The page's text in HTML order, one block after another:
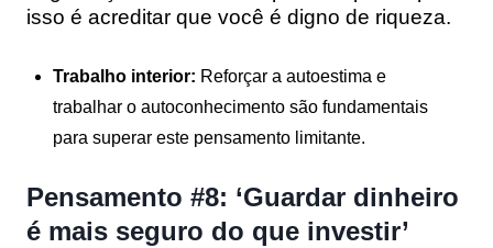
isso é acreditar que você é digno de riqueza.
Trabalho interior: Reforçar a autoestima e
trabalhar o autoconhecimento são fundamentais
para superar este pensamento limitante.
Pensamento #8: ‘Guardar dinheiro
é mais seguro do que investir’